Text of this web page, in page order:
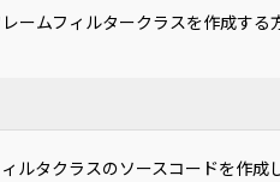
ームフィルタークラスを作成する
ルタクラスのソースコードを作